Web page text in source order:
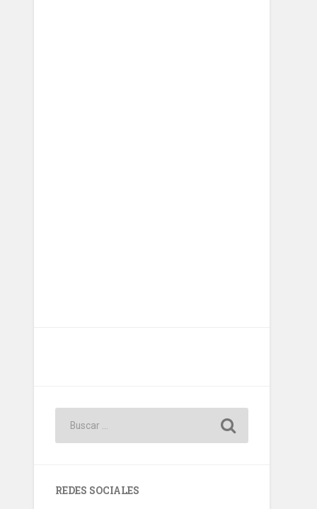
REDES SOCIALES